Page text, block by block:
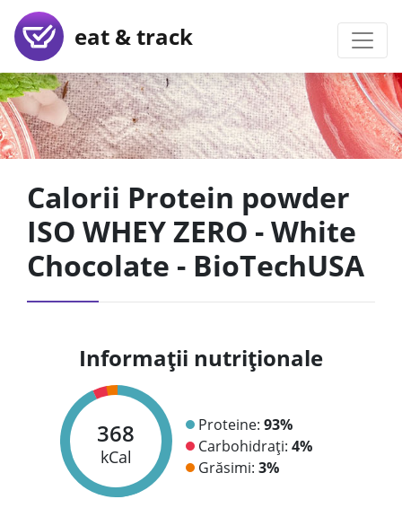
eat & track
Calorii Protein powder
ISO WHEY ZERO - White
Chocolate - BioTechUSA
Informații nutriționale
368
kCal
Proteine: 93%
Carbohidrați: 4%
Grăsimi: 3%